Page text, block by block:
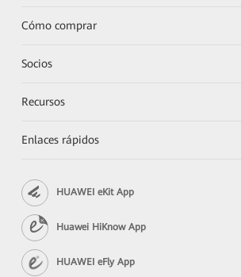
Cómo comprar
Socios
Recursos
Enlaces rápidos
HUAWEI eKit App
Huawei HiKnow App
HUAWEI eFly App